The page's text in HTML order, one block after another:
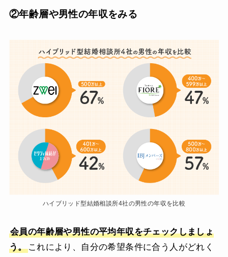
②年齢層や男性の年収をみる
ハイブリッド型結婚相談所4社の男性の年収を比較
会員の年齢層や男性の平均年収をチェックしましょ
う。これにより、自分の希望条件に合う人がどれく